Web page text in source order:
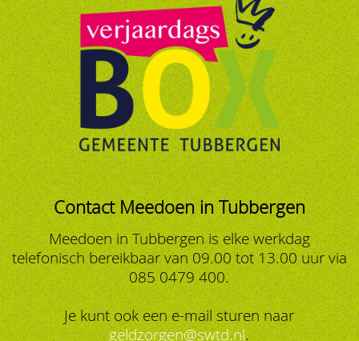
Contact Meedoen in Tubbergen
Meedoen in Tubbergen is elke werkdag
telefonisch bereikbaar van 09.00 tot 13.00 uur via
085 0479 400.
Je kunt ook een e-mail sturen naar
geldzorgen@swtd.nl.